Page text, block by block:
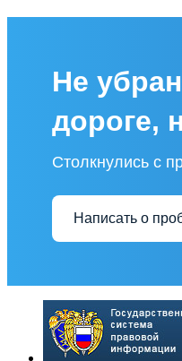
Не
дороге,
Столкнулись с
Написать о